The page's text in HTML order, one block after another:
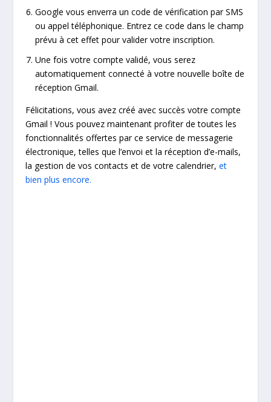
Google vous enverra un code de vérification par SMS
ou appel téléphonique. Entrez ce code dans le champ
prévu à cet effet pour valider votre inscription.
Une fois votre compte validé, vous serez
automatiquement connecté à votre nouvelle boîte de
réception Gmail.
Félicitations, vous avez créé avec succès votre compte
Gmail ! Vous pouvez maintenant profiter de toutes les
fonctionnalités offertes par ce service de messagerie
électronique, telles que l’envoi et la réception d’e-mails,
la gestion de vos contacts et de votre calendrier,et
bien plus encore.